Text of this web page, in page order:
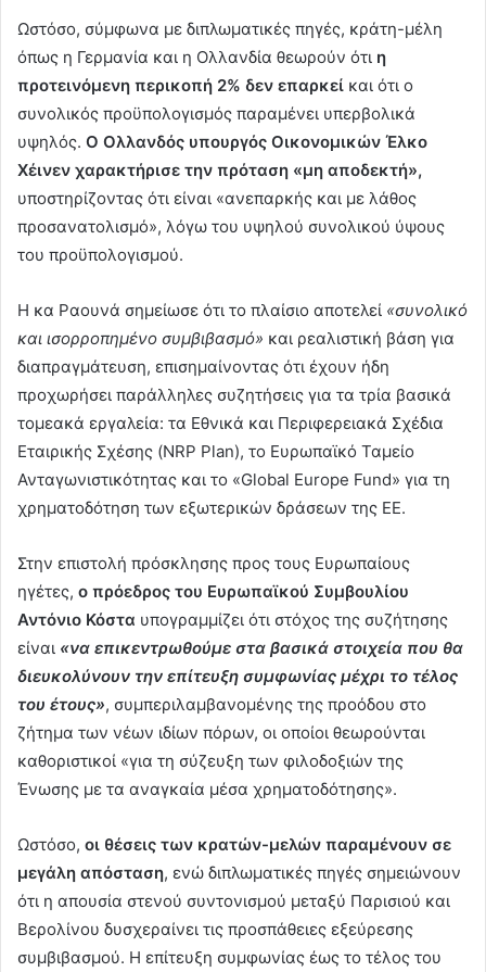
Ωστόσο, σύμφωνα με διπλωματικές πηγές, κράτη-μέλη
όπως η Γερμανία και η Ολλανδία θεωρούν ότι η
προτεινόμενη περικοπή 2% δεν επαρκεί και ότι ο
συνολικός προϋπολογισμός παραμένει υπερβολικά
υψηλός. Ο Ολλανδός υπουργός Οικονομικών Έλκο
Χέινεν χαρακτήρισε την πρόταση «μη αποδεκτή»,
υποστηρίζοντας ότι είναι «ανεπαρκής και με λάθος
προσανατολισμό», λόγω του υψηλού συνολικού ύψους
του προϋπολογισμού.
Η κα Ραουνά σημείωσε ότι το πλαίσιο αποτελεί «συνολικό
και ισορροπημένο συμβιβασμό» και ρεαλιστική βάση για
διαπραγμάτευση, επισημαίνοντας ότι έχουν ήδη
προχωρήσει παράλληλες συζητήσεις για τα τρία βασικά
τομεακά εργαλεία: τα Εθνικά και Περιφερειακά Σχέδια
Εταιρικής Σχέσης (NRP Plan), το Ευρωπαϊκό Ταμείο
Ανταγωνιστικότητας και το «Global Europe Fund» για τη
χρηματοδότηση των εξωτερικών δράσεων της ΕΕ.
Στην επιστολή πρόσκλησης προς τους Ευρωπαίους
ηγέτες, ο πρόεδρος του Ευρωπαϊκού Συμβουλίου
Αντόνιο Κόστα υπογραμμίζει ότι στόχος της συζήτησης
είναι «να επικεντρωθούμε στα βασικά στοιχεία που θα
διευκολύνουν την επίτευξη συμφωνίας μέχρι το τέλος
του έτους», συμπεριλαμβανομένης της προόδου στο
ζήτημα των νέων ιδίων πόρων, οι οποίοι θεωρούνται
καθοριστικοί «για τη σύζευξη των φιλοδοξιών της
Ένωσης με τα αναγκαία μέσα χρηματοδότησης».
Ωστόσο, οι θέσεις των κρατών-μελών παραμένουν σε
μεγάλη απόσταση, ενώ διπλωματικές πηγές σημειώνουν
ότι η απουσία στενού συντονισμού μεταξύ Παρισιού και
Βερολίνου δυσχεραίνει τις προσπάθειες εξεύρεσης
συμβιβασμού. Η επίτευξη συμφωνίας έως το τέλος του